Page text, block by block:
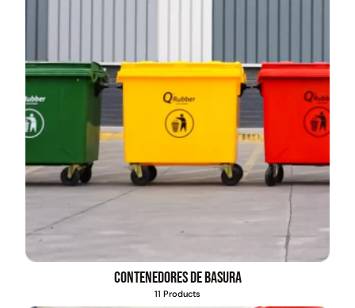
Contenedores de basura
11 Products